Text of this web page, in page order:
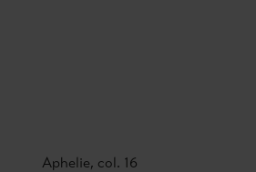
Aphelie, col. 16